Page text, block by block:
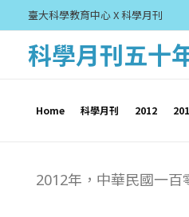
臺大科學教育中心 X 科學月刊
科學月刊五十
Home 科學月刊 2012
2
2012年，中華民國一百